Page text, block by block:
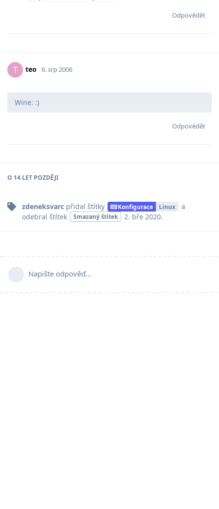
Odpovědět
T teo 6. srp 2006
Wine: :)
Odpovědět
O 14 LET POZDĚJI
zdeneksvarc přidal štítky Konfigurace Linux
a
odebral štítek Smazaný štítek 2. bře 2020.
Napište odpověď…